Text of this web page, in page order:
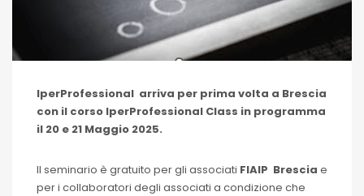
IperProfessional arriva per prima volta a Brescia
con il corso IperProfessional Class in programma
il 20 e 21 Maggio 2025.
Il seminario è gratuito per gli associati FIAIP Brescia e
per i collaboratori degli associati a condizione che